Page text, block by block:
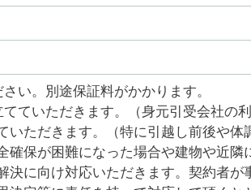
い。別途保証料がかかります。
ていただきます。（身元引受会社の利
いただきます。（特に引越し前後や体
確保が困難になった場合や建物や近隣
決に向け対応いただきます。契約者が